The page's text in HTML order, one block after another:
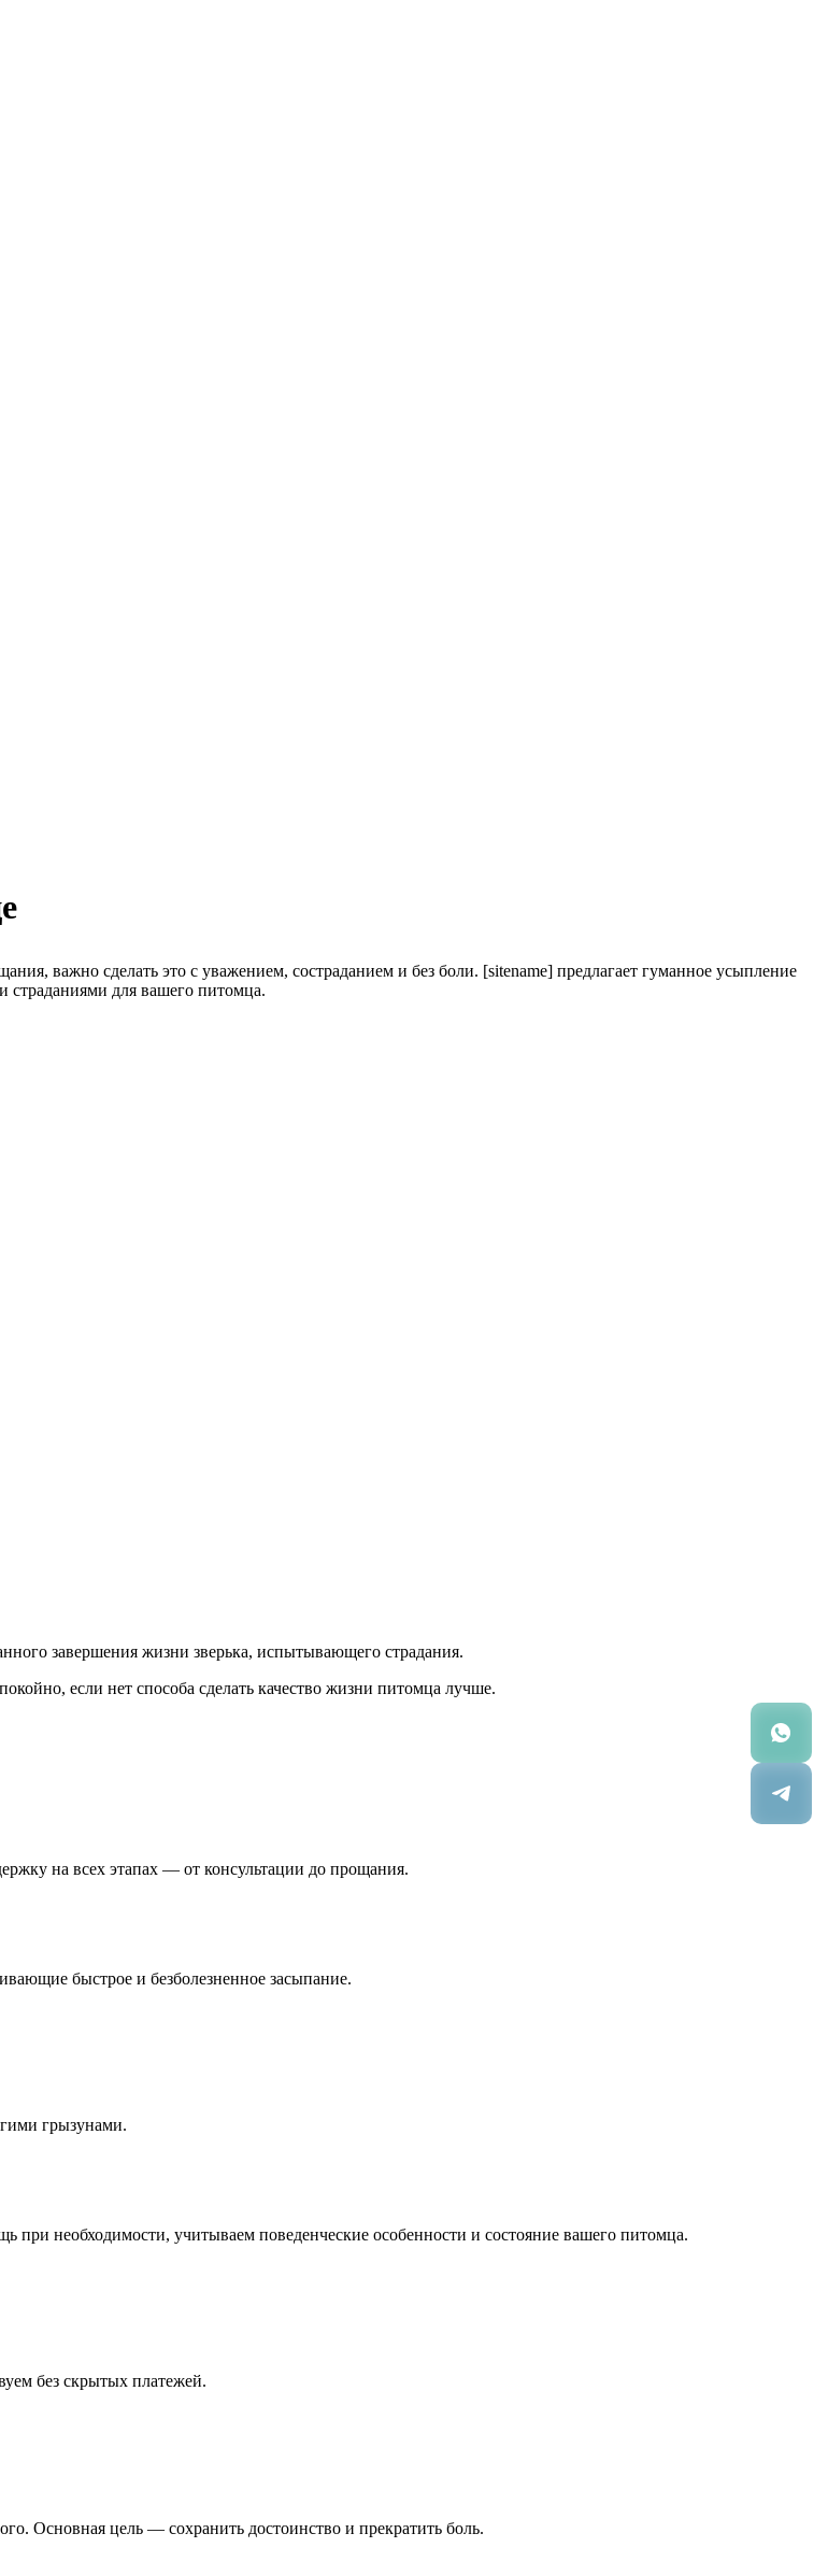
важно сделать это с уважением, состраданием и без боли. [sitename] предлагает гуманное усыпление
для вашего питомца.
завершения жизни зверька, испытывающего страдания.
если нет способа сделать качество жизни питомца лучше.
на всех этапах — от консультации до прощания.
быстрое и безболезненное засыпание.
грызунами.
необходимости, учитываем поведенческие особенности и состояние вашего питомца.
без скрытых платежей.
Основная цель — сохранить достоинство и прекратить боль.